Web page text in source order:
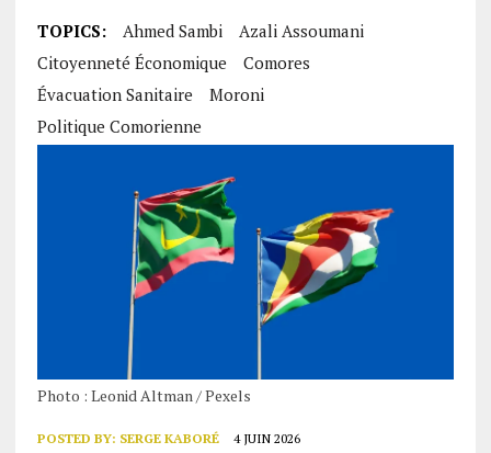
TOPICS: Ahmed Sambi
Azali Assoumani
Citoyenneté Économique
Comores
Évacuation Sanitaire
Moroni
Politique Comorienne
Photo : Leonid Altman / Pexels
POSTED BY: SERGE KABORÉ 4 JUIN 2026